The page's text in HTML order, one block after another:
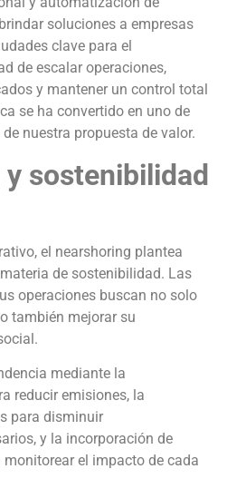
soluciones a empresas
clave para el
de escalar operaciones,
y mantener un control total
se ha convertido en uno de
nuestra propuesta de valor.
sostenibilidad
el nearshoring plantea
de sostenibilidad. Las
operaciones buscan no solo
también mejorar su
mediante la
reducir emisiones, la
para disminuir
y la incorporación de
el impacto de cada